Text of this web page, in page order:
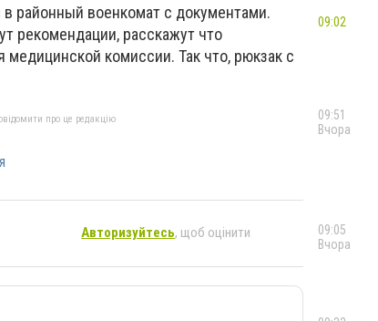
районный военкомат с документами.
рекомендации, расскажут что
комиссии. Так что, рюкзак с
про це редакцію
Авторизуйтесь, щоб оцінити
09:02
09:51
Вчора
09:05
Вчора